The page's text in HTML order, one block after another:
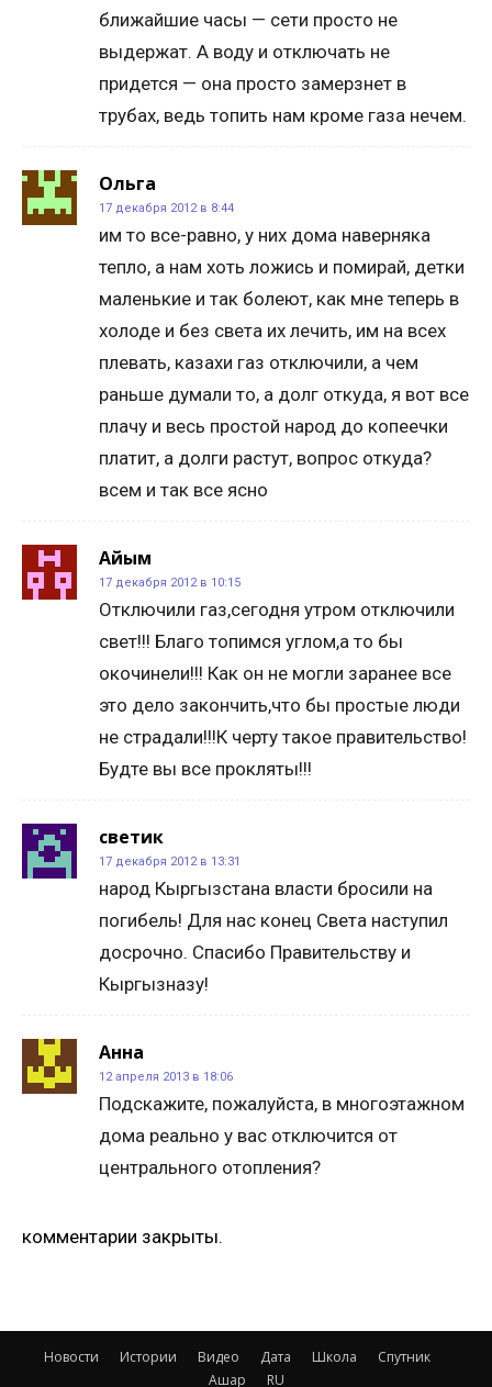
ближайшие часы — сети просто не
выдержат. А воду и отключать не
придется — она просто замерзнет в
трубах, ведь топить нам кроме газа нечем.
Ольга
17 декабря 2012 в 8:44
им то все-равно, у них дома наверняка
тепло, а нам хоть ложись и помирай, детки
маленькие и так болеют, как мне теперь в
холоде и без света их лечить, им на всех
плевать, казахи газ отключили, а чем
раньше думали то, а долг откуда, я вот все
плачу и весь простой народ до копеечки
платит, а долги растут, вопрос откуда?
всем и так все ясно
Айым
17 декабря 2012 в 10:15
Отключили газ,сегодня утром отключили
свет!!! Благо топимся углом,а то бы
окочинели!!! Как он не могли заранее все
это дело закончить,что бы простые люди
не страдали!!!К черту такое правительство!
Будте вы все прокляты!!!
светик
17 декабря 2012 в 13:31
народ Кыргызстана власти бросили на
погибель! Для нас конец Света наступил
досрочно. Спасибо Правительству и
Кыргызназу!
Анна
12 апреля 2013 в 18:06
Подскажите, пожалуйста, в многоэтажном
дома реально у вас отключится от
центрального отопления?
комментарии закрыты.
Новости Истории Видео Дата Школа
Спутник
Ашар
RU